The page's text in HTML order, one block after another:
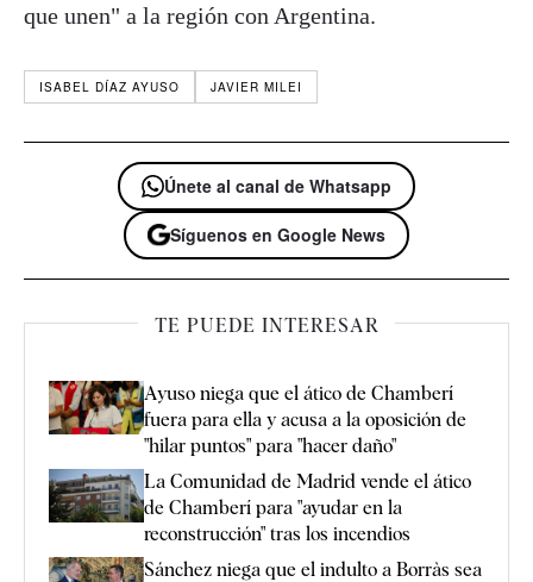
que unen" a la región con Argentina.
ISABEL DÍAZ AYUSO JAVIER MILEI
Únete al canal de Whatsapp
Síguenos en Google News
TE PUEDE INTERESAR
Ayuso niega que el ático de Chamberí
fuera para ella y acusa a la oposición de
"hilar puntos" para "hacer daño"
La Comunidad de Madrid vende el ático
de Chamberí para "ayudar en la
reconstrucción" tras los incendios
Sánchez niega que el indulto a Borràs sea